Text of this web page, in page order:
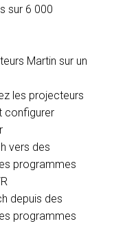
sur 6 000
Martin sur un
les projecteurs
configurer
vers des
programmes
depuis des
programmes